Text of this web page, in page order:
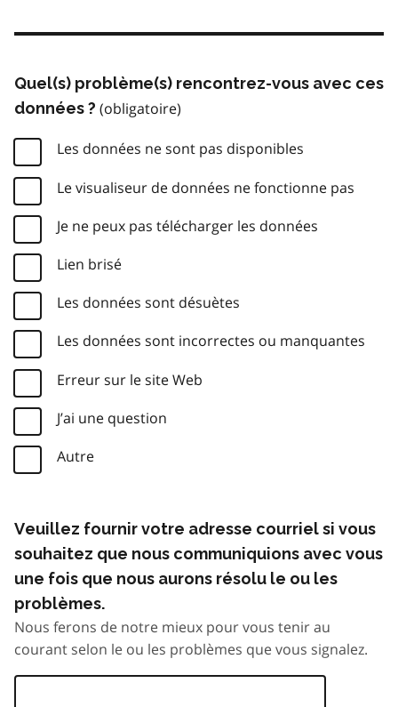
Quel(s) problème(s) rencontrez-vous avec ces
données ?
Les données ne sont pas disponibles
Le visualiseur de données ne fonctionne pas
Je ne peux pas télécharger les données
Lien brisé
Les données sont désuètes
Les données sont incorrectes ou manquantes
Erreur sur le site Web
J’ai une question
Autre
Veuillez fournir votre adresse courriel si vous
souhaitez que nous communiquions avec vous
une fois que nous aurons résolu le ou les
problèmes.
Nous ferons de notre mieux pour vous tenir au
courant selon le ou les problèmes que vous signalez.